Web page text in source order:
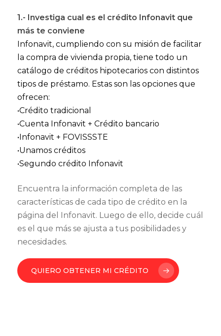
1.- Investiga cual es el crédito Infonavit que
más te conviene
Infonavit, cumpliendo con su misión de facilitar
la compra de vivienda propia, tiene todo un
catálogo de créditos hipotecarios con distintos
tipos de préstamo. Estas son las opciones que
ofrecen:
•Crédito tradicional
•Cuenta Infonavit + Crédito bancario
•Infonavit + FOVISSSTE
•Unamos créditos
•Segundo crédito Infonavit
Encuentra la información completa de las
características de cada tipo de crédito en la
página del Infonavit. Luego de ello, decide cuál
es el que más se ajusta a tus posibilidades y
necesidades.
QUIERO OBTENER MI CRÉDITO